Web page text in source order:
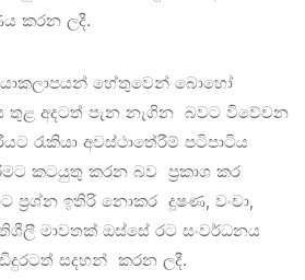
කරන ලදී.
හේතුවෙන් බොහෝ
තුළ අදටත් පැන නැගින බවට විවේචන
රැකියා අවස්ථාතේරීම් පටිපාටිය
කටයුතු කරන බව ප්‍රකාශ කර
ප්‍රශ්න ඉතිරි නොකර දූෂණ, වංචා,
මාවතක් ඔස්සේ රට සංවර්ධනය
සදහන් කරන ලදී.